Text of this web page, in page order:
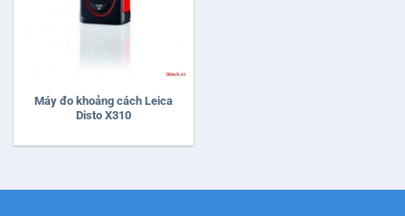
Máy đo khoảng cách Leica
Disto X310